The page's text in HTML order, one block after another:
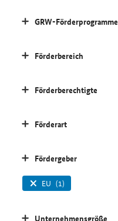
GRW-Förderprogramme
Förderbereich
Förderberechtigte
Förderart
Fördergeber
EU (1)
Unternehmensgröße